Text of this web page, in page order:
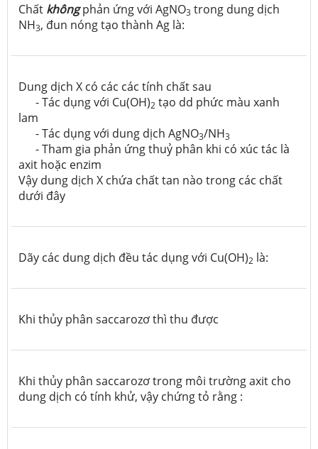
Chất khôngphản ứng với AgNO3 trong dung dịch
NH3, đun nóng tạo thành Ag là:
Dung dịch X có các các tính chất sau
- Tác dụng với Cu(OH)2 tạo dd phức màu xanh
lam
- Tác dụng với dung dịch AgNO3/NH3
- Tham gia phản ứng thuỷ phân khi có xúc tác là
axit hoặc enzim
Vậy dung dịch X chứa chất tan nào trong các chất
dưới đây
Dãy các dung dịch đều tác dụng với Cu(OH)2 là:
Khi thủy phân saccarozơ thì thu được
Khi thủy phân saccarozơ trong môi trường axit cho
dung dịch có tính khử, vậy chứng tỏ rằng :